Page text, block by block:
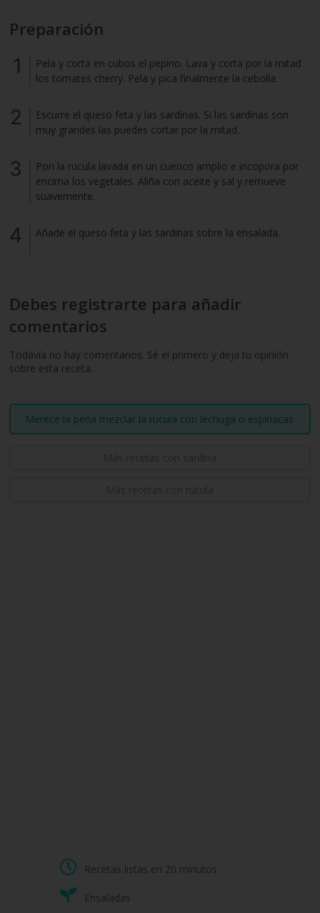
Preparación
Pela y corta en cubos el pepino. Lava y corta por la mitad
los tomates cherry. Pela y pica finalmente la cebolla.
Escurre el queso feta y las sardinas. Si las sardinas son
muy grandes las puedes cortar por la mitad.
Pon la rúcula lavada en un cuenco amplio e incopora por
encima los vegetales. Aliña con aceite y sal y remueve
suavemente.
Añade el queso feta y las sardinas sobre la ensalada.
Debes registrarte para añadir
comentarios
Todavía no hay comentarios. Sé el primero y deja tu opinión
sobre esta receta.
Merece la pena mezclar la rúcula con lechuga o espinacas
Recetas listas en 20 minutos
Ensaladas